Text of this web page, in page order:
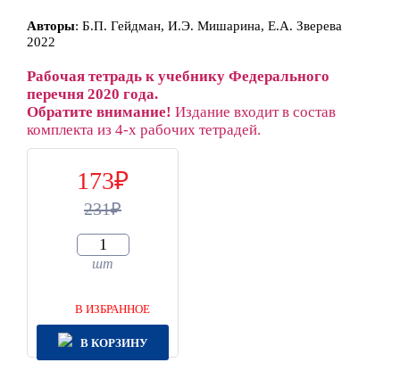
Авторы: Б.П. Гейдман, И.Э. Мишарина, Е.А. Зверева
2022
Рабочая тетрадь к учебнику Федерального
перечня 2020 года.
Обратите внимание! Издание входит в состав
комплекта из 4-х рабочих тетрадей.
173
231
шт
В ИЗБРАННОЕ
В КОРЗИНУ